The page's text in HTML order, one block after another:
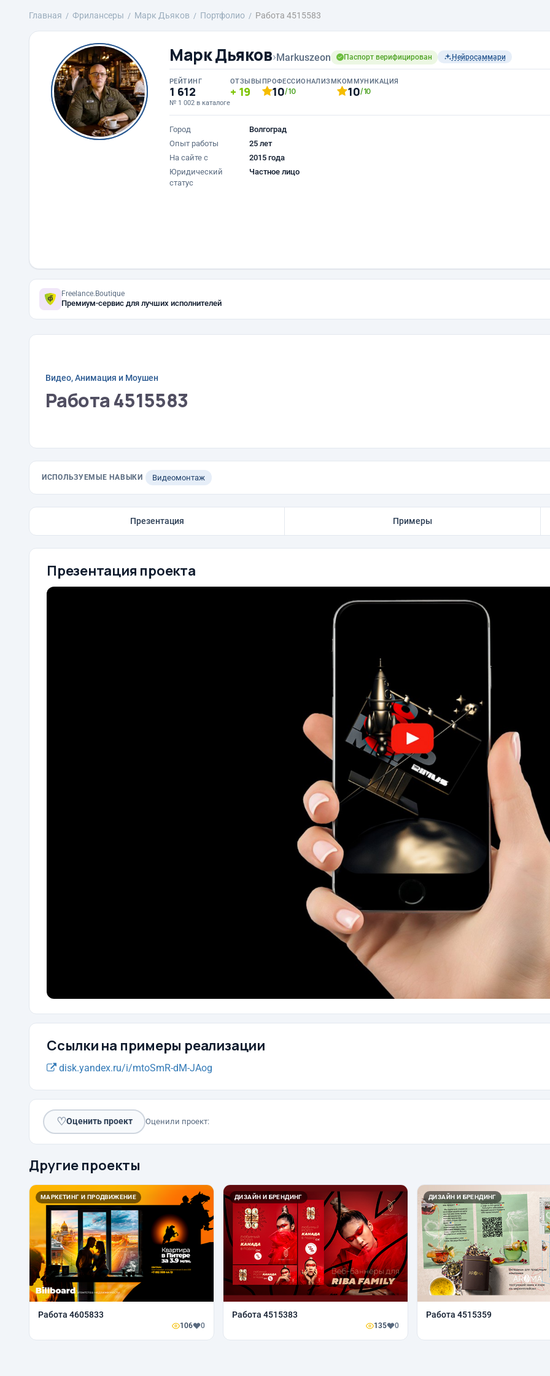
Главная Фрилансеры Марк Дьяков Портфолио Работа 4515583
Марк Дьяков›Markuszeon Паспорт верифицирован Нейросаммари
РЕЙТИНГ
1 612
№ 1 002 в каталоге
ОТЗЫВЫ
19
ПРОФЕССИОНАЛИЗМ
10/10
КОММУНИКАЦИЯ
10/10
Город
Волгоград
Опыт работы
25 лет
На сайте с
2015 года
Юридический
статус
Частное лицо
Freelance.Boutique
Премиум-сервис для лучших исполнителей
Видео, Анимация и Моушен
Работа 4515583
ИСПОЛЬЗУЕМЫЕ НАВЫКИ Видеомонтаж
Презентация Примеры
Презентация проекта
Ссылки на примеры реализации
disk.yandex.ru/i/mtoSmR-dM-JAog
♡Оценить проект Оценили проект:
Другие проекты
МАРКЕТИНГ И ПРОДВИЖЕНИЕ
Работа 4605833
106 0
ДИЗАЙН И БРЕНДИНГ
Работа 4515383
135 0
ДИЗАЙН И БРЕНДИНГ
Работа 4515359